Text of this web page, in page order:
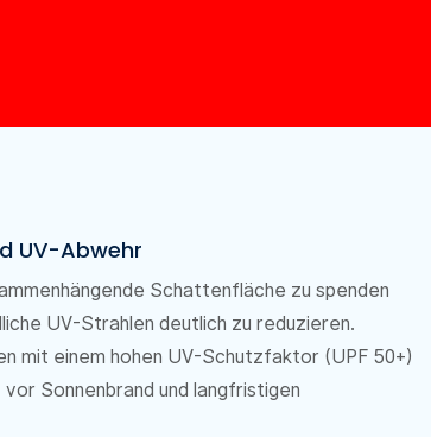
UV-Abwehr
Schattenfläche zu spenden
UV-Strahlen deutlich zu reduzieren.
mit einem hohen UV-Schutzfaktor (UPF 50+)
Sonnenbrand und langfristigen